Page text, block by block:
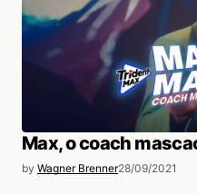
Max, o coach
by Wagner Brenner28/09/2021